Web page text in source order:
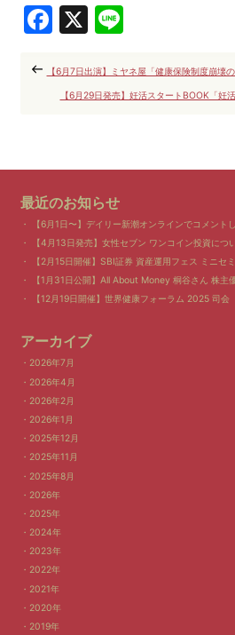
Facebook
X Line
【6月7日出演】ミヤネ屋「健康保険制度崩壊の
【6月29日発売】妊活スタートBOOK「妊
最近のお知らせ
【6月1日〜】デイリー新潮オンラインでコメント
【4月13日発売】女性セブン ワンコイン投資につ
【2月15日開催】SBI証券 資産運用フェス ミニセ
【1月31日公開】All About Money 桐谷さん 株主
【12月19日開催】世界健康フォーラム 2025 司会
アーカイブ
2026年7月
2026年4月
2026年2月
2026年1月
2025年12月
2025年11月
2025年8月
2026年
2025年
2024年
2023年
2022年
2021年
2020年
2019年